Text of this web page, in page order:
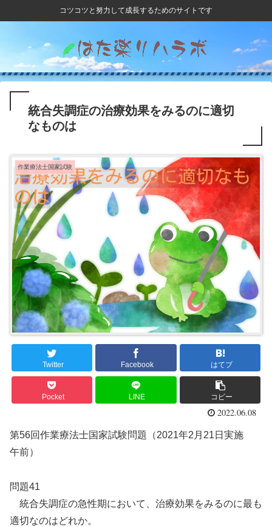
コツコツと努力して成長するためのサイトです
統合失調症の治療効果をみるのに適切
なものは
作業療法士国家試験
Twitter Facebook はてブ
Pocket LINE コピー
2022.06.08
第56回作業療法士国家試験問題（2021年2月21日実施
午前）
問題41
統合失調症の急性期において、治療効果をみるのに最も
適切なのはどれか。